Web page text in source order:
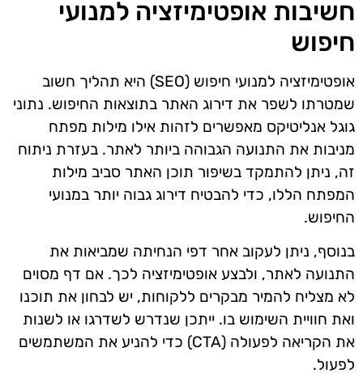
חשיבות אופטימיזציה למנועי
חיפוש
אופטימיזציה למנועי חיפוש (SEO) היא תהליך חשוב
שמטרתו לשפר את דירוג האתר בתוצאות החיפוש. נתוני
גוגל אנליטיקס מאפשרים לזהות אילו מילות מפתח
מניבות את התנועה הגבוהה ביותר לאתר. בעזרת ניתוח
זה, ניתן להתמקד בשיפור תוכן האתר סביב מילות
המפתח הללו, כדי להבטיח דירוג גבוה יותר במנועי
החיפוש.
בנוסף, ניתן לעקוב אחר דפי הנחיתה שמביאות את
התנועה לאתר, ולבצע אופטימיזציה לכך. אם דף מסוים
לא מצליח להמיר מבקרים ללקוחות, יש לבחון את תוכנו
ואת חוויית השימוש בו. ייתכן שנדרש לשדרגו או לשנות
את הקריאה לפעולה (CTA) כדי להניע את המשתמשים
לפעול.